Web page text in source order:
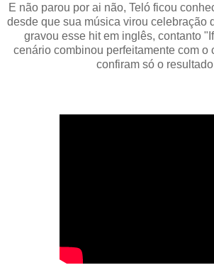
E não parou por ai não, Teló ficou
desde que sua música virou celebração
gravou esse hitem inglês, contanto
cenário combinou perfeitamente com o
confiram só o